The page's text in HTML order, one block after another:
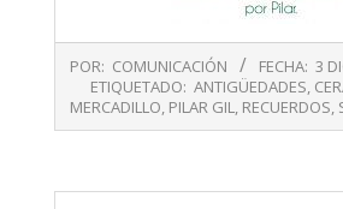
12-
03
POR: COMUNICACIÓN FECHA: 3
ETIQUETADO: ANTIGÜEDADES,
MERCADILLO, PILAR GIL, RECUERDOS,